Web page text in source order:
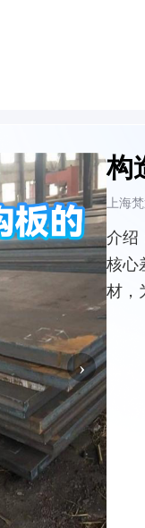
›
构
上海
介绍
核心
材，